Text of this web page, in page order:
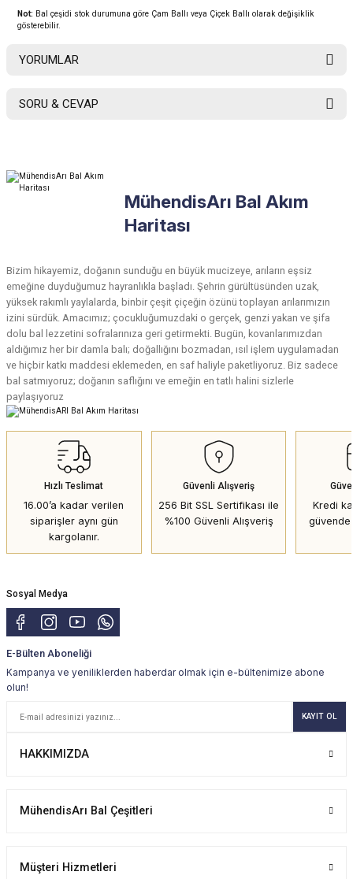
Not: Bal çeşidi stok durumuna göre Çam Ballı veya Çiçek Ballı olarak değişiklik
gösterebilir.
YORUMLAR
SORU & CEVAP
MühendisArı Bal Akım
Haritası
Bizim hikayemiz, doğanın sunduğu en büyük mucizeye, arıların eşsiz
emeğine duyduğumuz hayranlıkla başladı. Şehrin gürültüsünden uzak,
yüksek rakımlı yaylalarda, binbir çeşit çiçeğin özünü toplayan arılarımızın
izini sürdük. Amacımız; çocukluğumuzdaki o gerçek, genzi yakan ve şifa
dolu bal lezzetini sofralarınıza geri getirmekti. Bugün, kovanlarımızdan
aldığımız her bir damla balı; doğallığını bozmadan, ısıl işlem uygulamadan
ve hiçbir katkı maddesi eklemeden, en saf haliyle paketliyoruz. Biz sadece
bal satmıyoruz; doğanın saflığını ve emeğin en tatlı halini sizlerle
paylaşıyoruz
Hızlı Teslimat
16.00’a kadar verilen
siparişler aynı gün
kargolanır.
Güvenli Alışveriş
256 Bit SSL Sertifikası ile
%100 Güvenli Alışveriş
Kredi
güvende
Sosyal Medya
E-Bülten Aboneliği
Kampanya ve yeniliklerden haberdar olmak için e-bültenimize abone
olun!
KAYIT OL
HAKKIMIZDA
MühendisArı Bal Çeşitleri
Müşteri Hizmetleri